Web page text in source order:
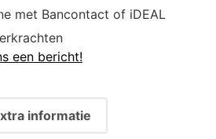
met Bancontact of iDEAL
een bericht!
informatie